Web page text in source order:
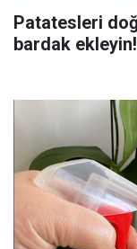
Patatesleri
bardak